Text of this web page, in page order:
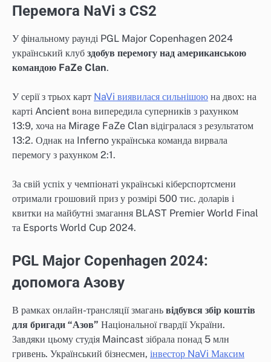
Перемога NaVi з CS2
У фінальному раунді PGL Major Copenhagen 2024
український клуб здобув перемогу над американською
командою FaZe Clan.
У серії з трьох карт NaVi виявилася сильнішою на двох: на
карті Ancient вона випередила суперників з рахунком
13:9, хоча на Mirage FaZe Clan відігралася з результатом
13:2. Однак на Inferno українська команда вирвала
перемогу з рахунком 2:1.
За свій успіх у чемпіонаті українські кіберспортсмени
отримали грошовий приз у розмірі 500 тис. доларів і
квитки на майбутні змагання BLAST Premier World Final
та Esports World Cup 2024.
PGL Major Copenhagen 2024:
допомога Азову
В рамках онлайн-трансляції змагань відбувся збір коштів
для бригади “Азов” Національної гвардії України.
Завдяки цьому студія Maincast зібрала понад 5 млн
гривень. Український бізнесмен, інвестор NaVi Максим